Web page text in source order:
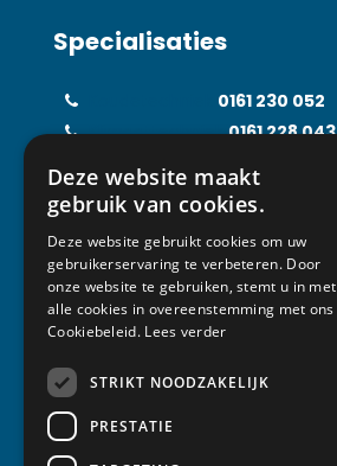
Specialisaties
0161 230 052
Klimaattechniek 0161 228 043
Food Processing Technology
Solarfridge
0161 226 857
Contact
Van Abeelen Groep
Kempenbaan 1
5121 DM Rijen
Deze website maakt
gebruik van cookies.
Deze website gebruikt cookies om uw
gebruikerservaring te verbeteren. Door
onze website te gebruiken, stemt u in met
alle cookies in overeenstemming met ons
Cookiebeleid. Lees verder
STRIKT NOODZAKELIJK
PRESTATIE